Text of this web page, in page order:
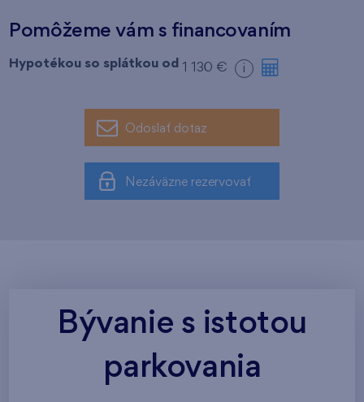
Pomôžeme vám s financovaním
Hypotékou so splátkou od 1 130 € i
Odoslať dotaz
Nezáväzne rezervovať
Bývanie s istotou
parkovania